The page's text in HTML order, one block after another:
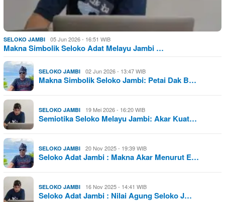
SELOKO JAMBI 05 Jun 2026 - 16:51 WIB
Makna Simbolik Seloko Adat Melayu Jambi …
SELOKO JAMBI 02 Jun 2026 - 13:47 WIB
Makna Simbolik Seloko Jambi: Petai Dak B…
SELOKO JAMBI 19 Mei 2026 - 16:20 WIB
Semiotika Seloko Melayu Jambi: Akar Kuat…
SELOKO JAMBI 20 Nov 2025 - 19:39 WIB
Seloko Adat Jambi : Makna Akar Menurut E…
SELOKO JAMBI 16 Nov 2025 - 14:41 WIB
Seloko Adat Jambi : Nilai Agung Seloko J…